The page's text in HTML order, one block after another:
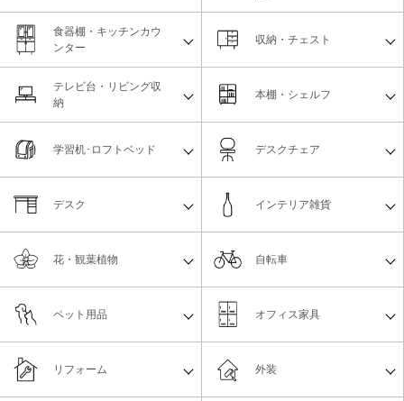
食器棚・キッチンカウ
ンター
収納・チェスト
テレビ台・リビング収
納
本棚・シェルフ
学習机･ロフトベッド デスクチェア
デスク インテリア雑貨
花・観葉植物 自転車
ペット用品 オフィス家具
リフォーム 外装